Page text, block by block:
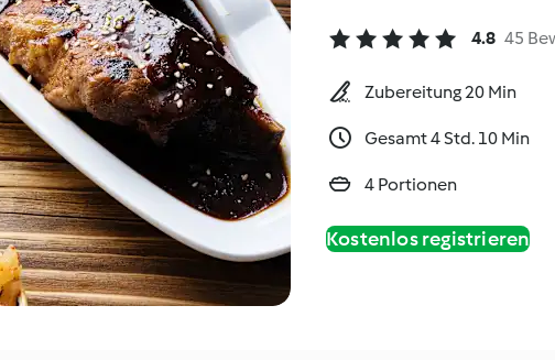
4.8 45
Zubereitung 20 Min
Gesamt 4 Std. 10 Min
4 Portionen
Kostenlos registrieren